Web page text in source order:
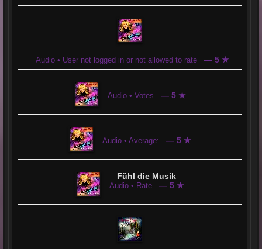
Audio • User not logged in or not allowed to rate — 5 ★
Audio • Votes — 5 ★
Audio • Average: — 5 ★
Fühl die Musik
Audio • Rate — 5 ★